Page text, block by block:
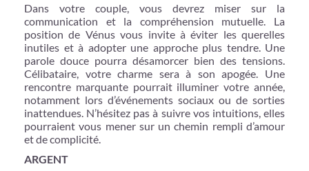
Dans votre couple, vous devrez miser sur la
communication et la compréhension mutuelle. La
position de Vénus vous invite à éviter les querelles
inutiles et à adopter une approche plus tendre. Une
parole douce pourra désamorcer bien des tensions.
Célibataire, votre charme sera à son apogée. Une
rencontre marquante pourrait illuminer votre année,
notamment lors d’événements sociaux ou de sorties
inattendues. N’hésitez pas à suivre vos intuitions, elles
pourraient vous mener sur un chemin rempli d’amour
et de complicité.
ARGENT